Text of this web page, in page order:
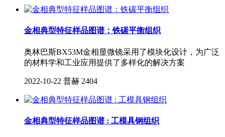
金相典型特征样品图谱：铁碳平衡组织
奥林巴斯BX53M金相显微镜采用了模块化设计，为广泛
的材料学和工业应用提供了多样化的解决方案
2022-10-22 普赫 2404
金相典型特征样品图谱 : 工模具钢组织